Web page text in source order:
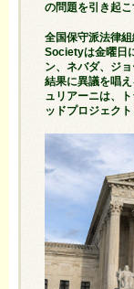
の問題を引き起こ
全国保守派法律
Societyは金曜日
ン、ネバダ、ジ
結果に異議を唱
ュリアーニは、
ッドプロジェクト